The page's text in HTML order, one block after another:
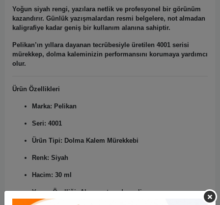
Yoğun siyah rengi, yazılara netlik ve profesyonel bir görünüm
kazandırır. Günlük yazışmalardan resmi belgelere, not almadan
kaligrafiye kadar geniş bir kullanım alanına sahiptir.
Pelikan’ın yıllara dayanan tecrübesiyle üretilen 4001 serisi
mürekkep, dolma kaleminizin performansını korumaya yardımcı
olur.
Ürün Özellikleri
Marka: Pelikan
Seri: 4001
Ürün Tipi: Dolma Kalem Mürekkebi
Renk: Siyah
Hacim: 30 ml
Yazım Özelliği:Akıcı, net ve dengeli